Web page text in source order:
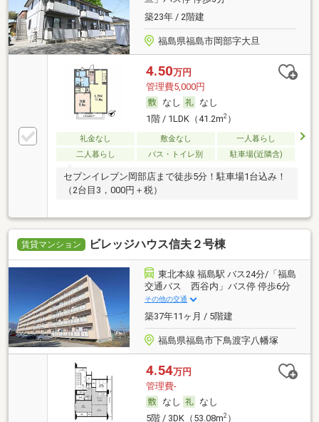
築23年 / 2階建
福島県福島市岡部字大旦
4.50万円
管理費5,000円
なし
なし
1階 / 1LDK（41.2m2）
礼金なし 敷金なし
一人暮らし
二人暮らし
バス・トイレ別 駐車場(近隣含)
セブンイレブン岡部店まで徒歩5分！駐車場1台込み！
（2台目3，000円＋税）
賃貸マンション ビレッジハウス信夫２号棟
東北本線 福島駅 バス24分/「福島
交通バス 西谷内」バス停 停歩6分
その他の交通
築37年11ヶ月 / 5階建
福島県福島市下鳥渡字八幡塚
4.54万円
管理費-
なし
なし
5階 / 3DK（53.08m2）